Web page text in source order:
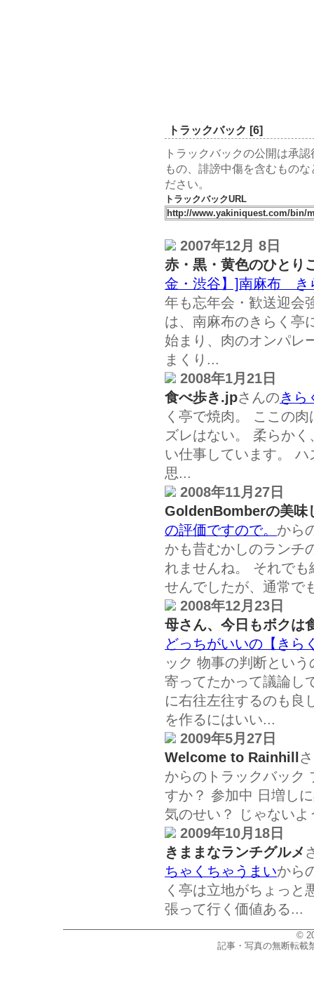
トラックバック [6]
トラックバックの公開は承
もの、誹謗中傷を含むもの
ださい。
トラックバックURL
2007年12月 8日
赤・黒・黄色のひとり
金・渋谷】]南麻布 き
年も忘年会・歓送迎会
は、南麻布のきらく亭
始まり、肉のオンパレ
まくり...
2008年1月21日
食べ歩き.jpさんのきら
く亭で焼肉。 ここの
ズレはない。 柔らか
い仕事しています。
思...
2008年11月27日
GoldenBomberの美味
の評価ですので。 から
かも昔むかしのランチ
れませんね。 それで
せんでしたが、通常で
2008年12月23日
母さん、今日もボクは
どっちがいいの【きら
ック 物事の判断とい
寄ってたかって議論し
に右往左往するのも良
を作るにはいい...
2009年5月27日
Welcome to Rainhill
からのトラックバック
すか？ 参加中 日増し
気のせい？ じゃない
2009年10月18日
きままなランチグルメ
ちゃくちゃうまいから
く亭は立地がちょっと
張って行く価値ある...
©
記事・写真の無断転載